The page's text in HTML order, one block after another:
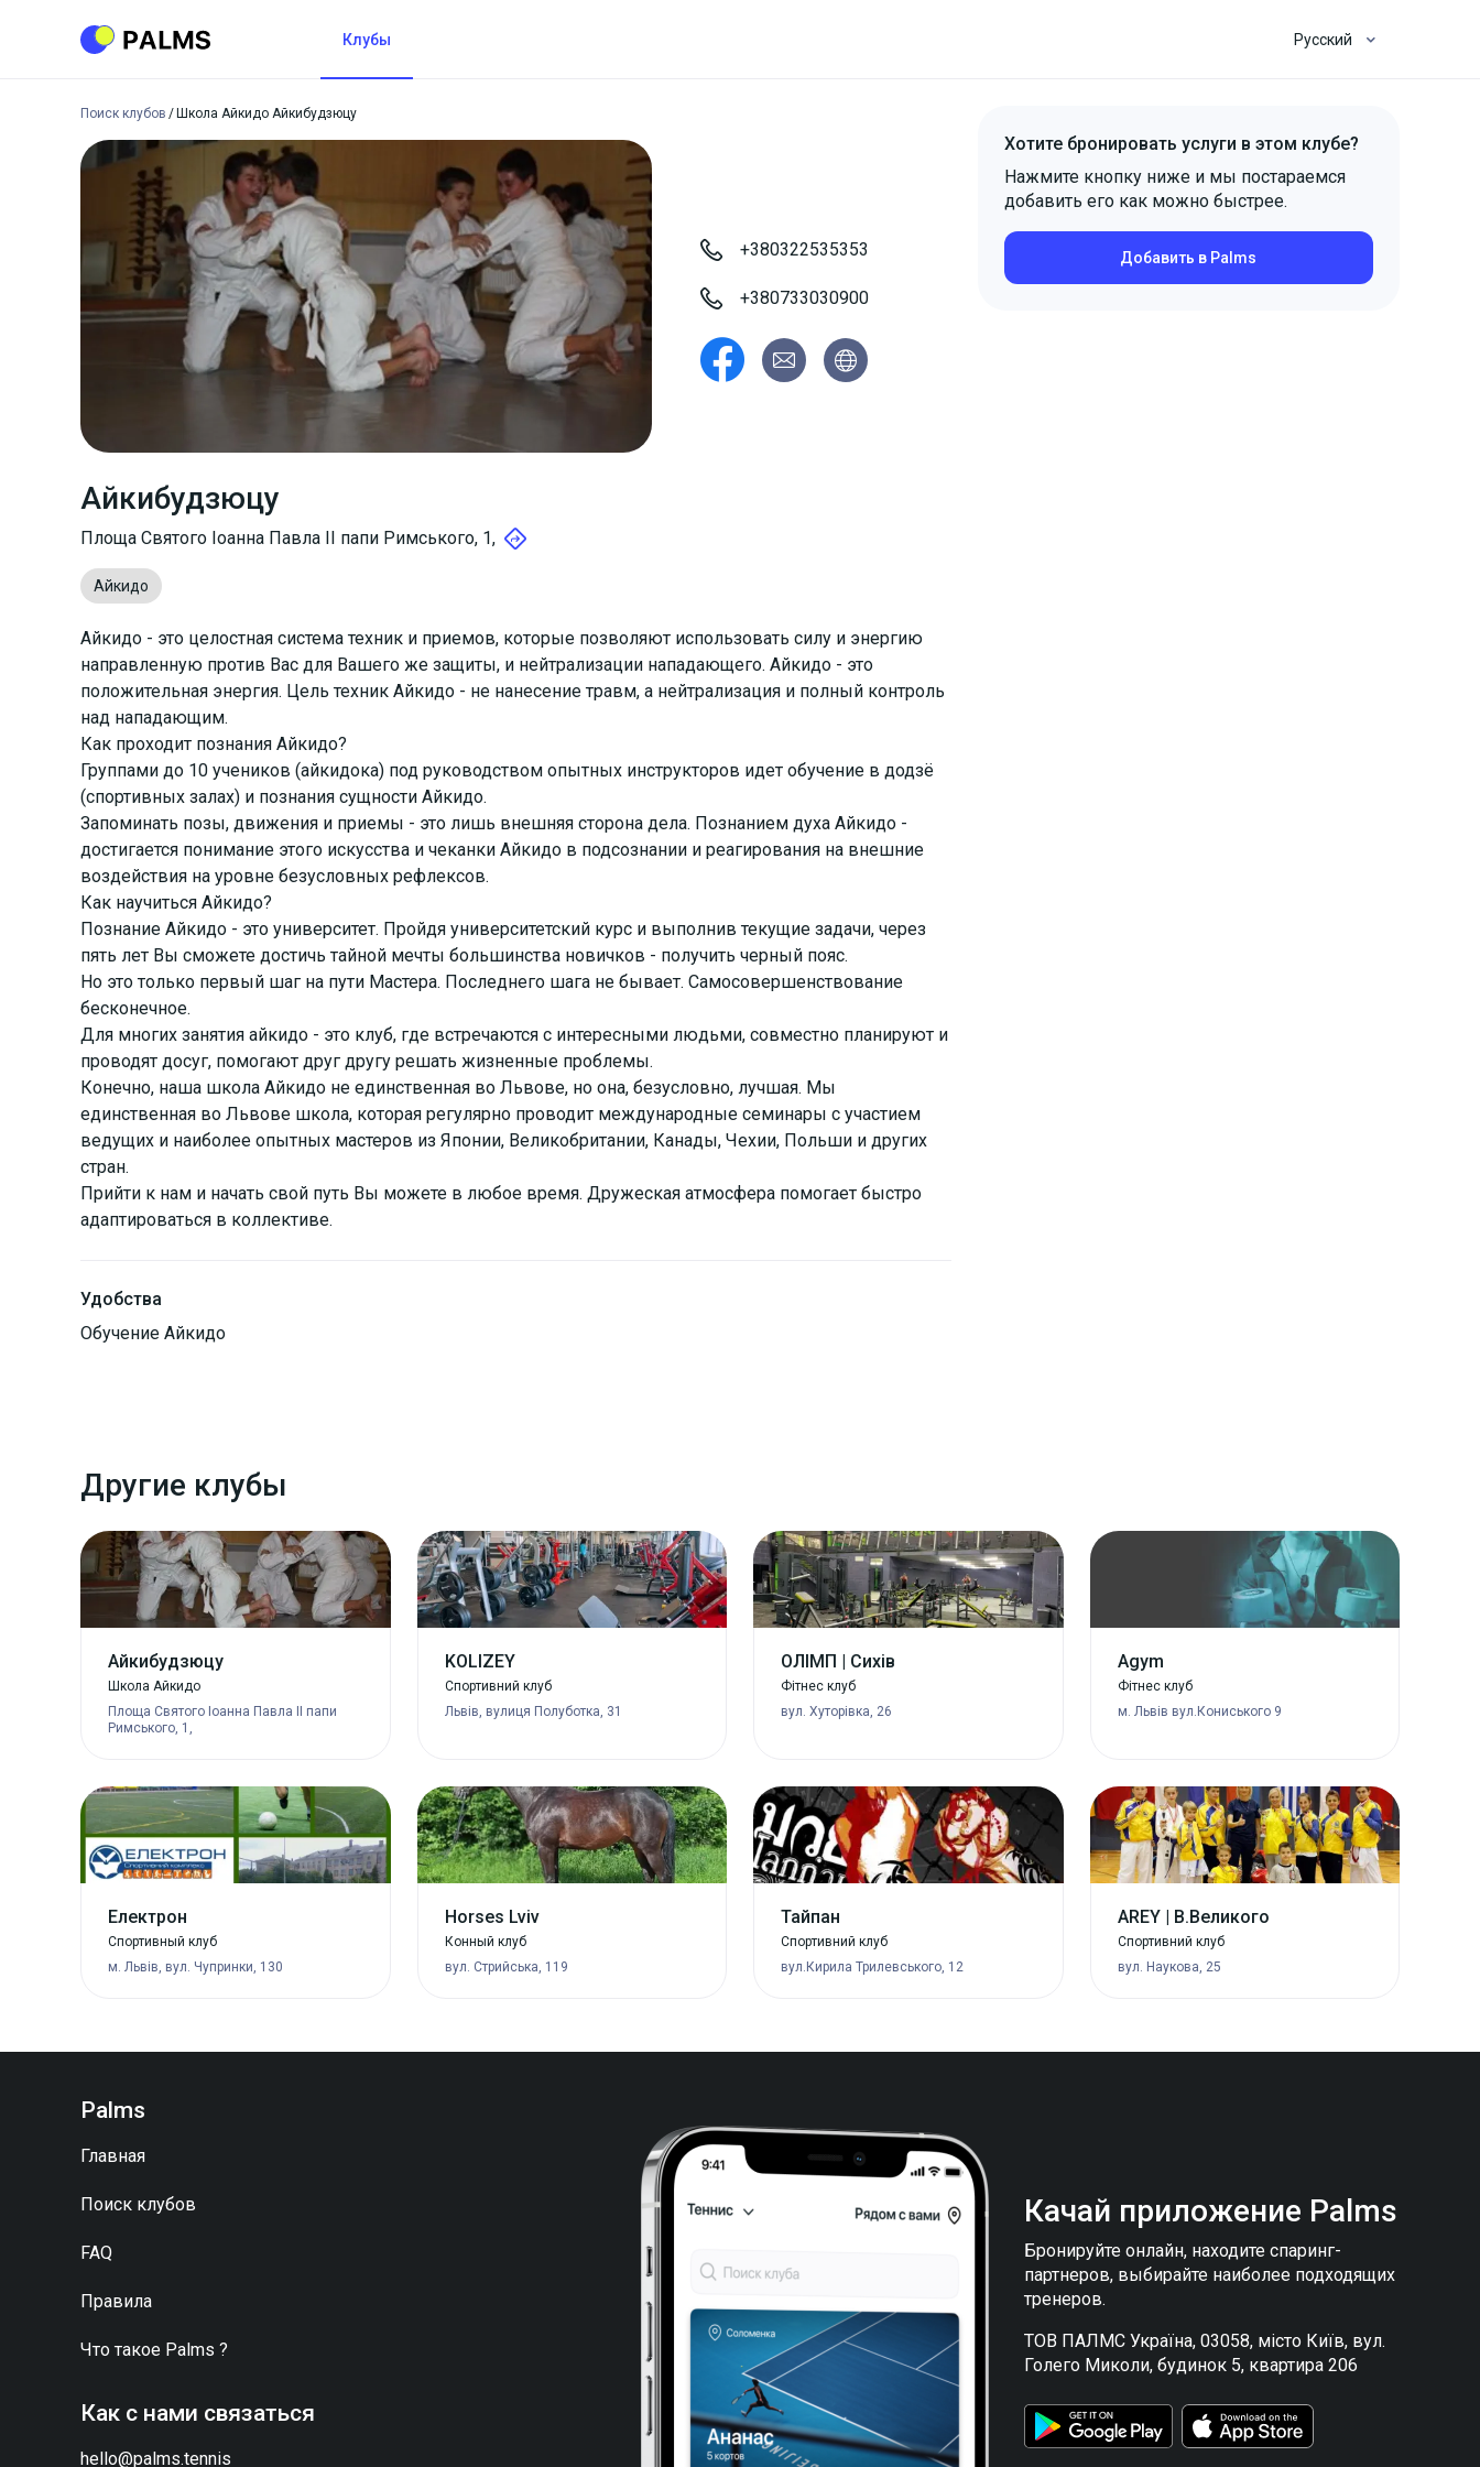
Клубы Русский
Поиск клубов Школа Айкидо Айкибудзюцу
Айкибудзюцу
Площа Святого Іоанна Павла II папи Римського, 1,
Айкидо
Айкидо - это целостная система техник и приемов, которые позволяют использовать силу и энергию
направленную против Вас для Вашего же защиты, и нейтрализации нападающего. Айкидо - это
положительная энергия. Цель техник Айкидо - не нанесение травм, а нейтрализация и полный контроль
над нападающим.
Как проходит познания Айкидо?
Группами до 10 учеников (айкидока) под руководством опытных инструкторов идет обучение в додзё
(спортивных залах) и познания сущности Айкидо.
Запоминать позы, движения и приемы - это лишь внешняя сторона дела. Познанием духа Айкидо -
достигается понимание этого искусства и чеканки Айкидо в подсознании и реагирования на внешние
воздействия на уровне безусловных рефлексов.
Как научиться Айкидо?
Познание Айкидо - это университет. Пройдя университетский курс и выполнив текущие задачи, через
пять лет Вы сможете достичь тайной мечты большинства новичков - получить черный пояс.
Но это только первый шаг на пути Мастера. Последнего шага не бывает. Самосовершенствование
бесконечное.
Для многих занятия айкидо - это клуб, где встречаются с интересными людьми, совместно планируют и
проводят досуг, помогают друг другу решать жизненные проблемы.
Конечно, наша школа Айкидо не единственная во Львове, но она, безусловно, лучшая. Мы
единственная во Львове школа, которая регулярно проводит международные семинары с участием
ведущих и наиболее опытных мастеров из Японии, Великобритании, Канады, Чехии, Польши и других
стран.
Прийти к нам и начать свой путь Вы можете в любое время. Дружеская атмосфера помогает быстро
адаптироваться в коллективе.
Удобства
Обучение Айкидо
+380322535353
+380733030900
Хотите бронировать услуги в этом клубе?
Нажмите кнопку ниже и мы постараемся
добавить его как можно быстрее.
Добавить в Palms
Другие клубы
Айкибудзюцу
Школа Айкидо
Площа Святого Іоанна Павла II папи
Римського, 1,
KOLIZEY
Спортивний клуб
Львів, вулиця Полуботка, 31
ОЛІМП | Сихів
Фітнес клуб
вул. Хуторівка, 26
Agym
Фітнес клуб
м. Львів вул.Кониського 9
Електрон
Спортивный клуб
м. Львів, вул. Чупринки, 130
Horses Lviv
Конный клуб
вул. Стрийська, 119
Тайпан
Спортивний клуб
вул.Кирила Трилевського, 12
AREY | В.Великого
Спортивний клуб
вул. Наукова, 25
Palms
Главная
Поиск клубов
FAQ
Правила
Что такое Palms ?
Как с нами связаться
hello@palms.tennis
Качай приложение Palms
Бронируйте онлайн, находите спаринг-
партнеров, выбирайте наиболее подходящих
тренеров.
ТОВ ПАЛМС Україна, 03058, місто Київ, вул.
Голего Миколи, будинок 5, квартира 206